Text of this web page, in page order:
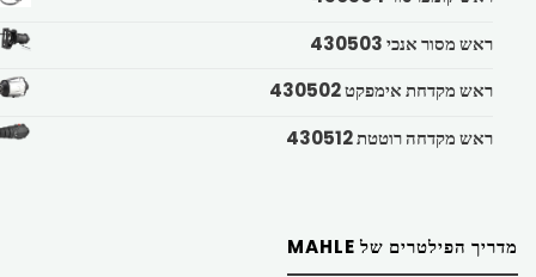
ראש מסור אנכי 430503
ראש מקדחת אימפקט 430502
ראש מקדחה רוטטת 430512
מדריך הפילטרים של MAHLE